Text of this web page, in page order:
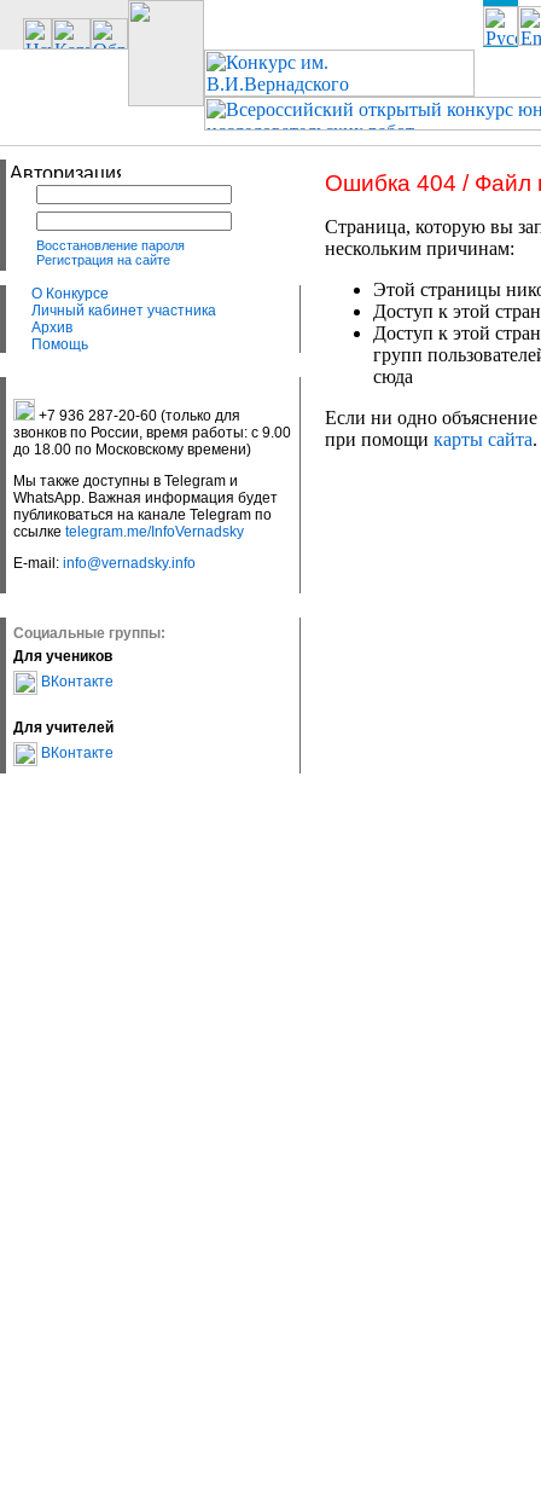
Восстановление пароля
Регистрация на сайте
О Конкурсе
Личный кабинет участника
Архив
Помощь
+7 936 287-20-60 (только для
звонков по России, время работы: с 9.00
до 18.00 по Московскому времени)
Мы также доступны в Telegram и
WhatsApp. Важная информация будет
публиковаться на канале Telegram по
ссылке telegram.me/InfoVernadsky
E-mail: info@vernadsky.info
Социальные группы:
Для учеников
ВКонтакте
Для учителей
ВКонтакте
Ошибка 404 / Файл
Страница, которую вы
нескольким причинам:
Этой страницы
Доступ к этой
Доступ к этой
групп
сюда
Если ни одно объяснение
при помощи карты сайта.